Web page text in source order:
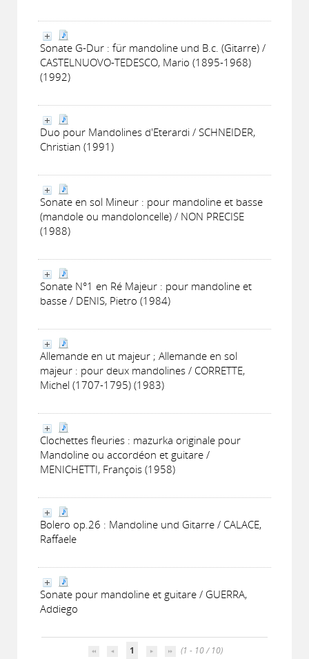
Sonate G-Dur : für mandoline und B.c. (Gitarre) /
CASTELNUOVO-TEDESCO, Mario (1895-1968)
(1992)
Duo pour Mandolines d'Eterardi / SCHNEIDER,
Christian (1991)
Sonate en sol Mineur : pour mandoline et basse
(mandole ou mandoloncelle) / NON PRECISE
(1988)
Sonate N°1 en Ré Majeur : pour mandoline et
basse / DENIS, Pietro (1984)
Allemande en ut majeur ; Allemande en sol
majeur : pour deux mandolines / CORRETTE,
Michel (1707-1795) (1983)
Clochettes fleuries : mazurka originale pour
Mandoline ou accordéon et guitare /
MENICHETTI, François (1958)
Bolero op.26 : Mandoline und Gitarre / CALACE,
Raffaele
Sonate pour mandoline et guitare / GUERRA,
Addiego
1
(1 - 10 / 10)